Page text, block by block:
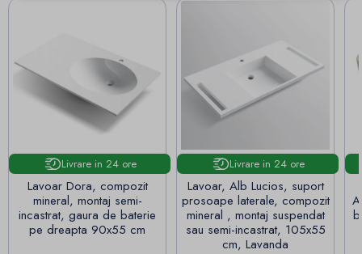
Livrare in 24 ore
Lavoar Dora, compozit
mineral, montaj semi-
incastrat, gaura de baterie
pe dreapta 90x55 cm
Livrare in 24 ore
Lavoar, Alb Lucios, suport
prosoape laterale, compozit
mineral , montaj suspendat
sau semi-incastrat, 105x55
cm, Lavanda